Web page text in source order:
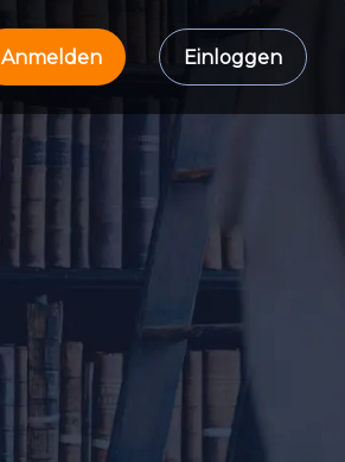
Anmelden Einloggen